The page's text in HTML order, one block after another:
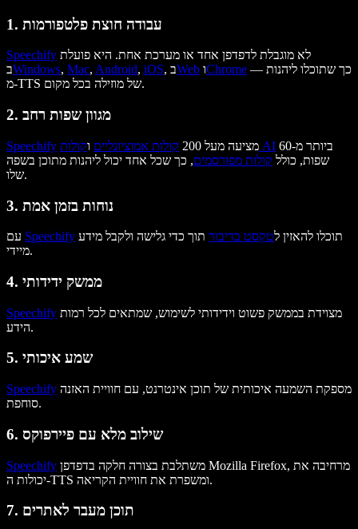
1. עבודה חוצת פלטפורמות
Speechify
בWindows, Mac, Android, iOS , בWeb וChrome — כך שתוכלו ליהנות
מ-TTS של מוזילה בכל מקום.
2. מגוון שפות רחב
Speechify מציעה מעל 200 קולות אמוציונליים ו קולות AI
שפות, כולל קולות מפורסמים, כך שכל אחד יכול ליהנות מתוכן בשפה
שלו.
3. נוחות בזמן אמת
Speechify תוכלו להאזין לטקסט בדיבור תוך כדי גלישה ולקבל מידע
מיידי.
4. ממשק ידידותי
Speechify
הידע.
5. שמע איכותי
Speechify
סוחפת.
6. שילוב מלא עם פיירפוקס
Speechify
יכולות ה-TTS ומשפרת את חוויית הקריאה.
7. תוכן מעבר לאתרים